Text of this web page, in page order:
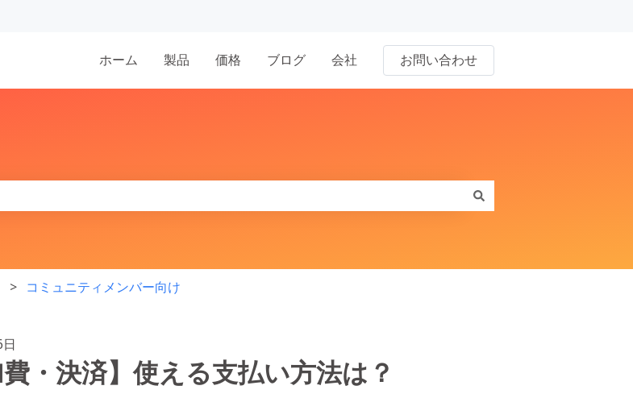
ホーム 製品 価格 ブログ 会社 お問い合わせ
コミュニティメンバー向け
費・決済】使える支払い方法は？